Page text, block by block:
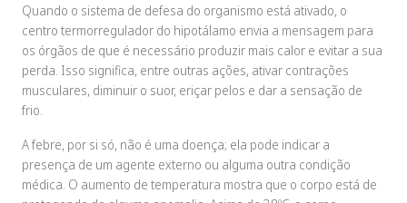
Quando o sistema de defesa do organismo está ativado, o
centro termorregulador do hipotálamo envia a mensagem para
os órgãos de que é necessário produzir mais calor e evitar a sua
perda. Isso significa, entre outras ações, ativar contrações
musculares, diminuir o suor, eriçar pelos e dar a sensação de
frio.
A febre, por si só, não é uma doença; ela pode indicar a
presença de um agente externo ou alguma outra condição
médica. O aumento de temperatura mostra que o corpo está de